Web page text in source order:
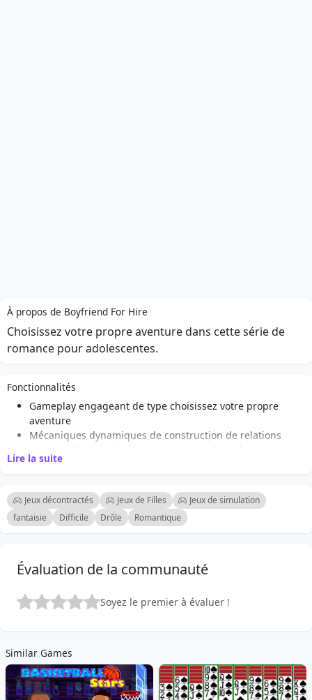
À propos de Boyfriend For Hire
Choisissez votre propre aventure dans cette série de
romance pour adolescentes.
Fonctionnalités
Gameplay engageant de type choisissez votre propre
aventure
Mécaniques dynamiques de construction de relations
Multiples fins basées sur les décisions des joueurs
Personnages charmants avec des personnalités distinctes
Défis impliquant jalousie et rivalité
Scénarios interactifs qui testent vos compétences en prise
Lire la suite
Jeux décontractés Jeux de Filles
Jeux de simulation
fantaisie
Difficile Drôle Romantique
Évaluation de la communauté
Soyez le premier à évaluer !
Similar Games